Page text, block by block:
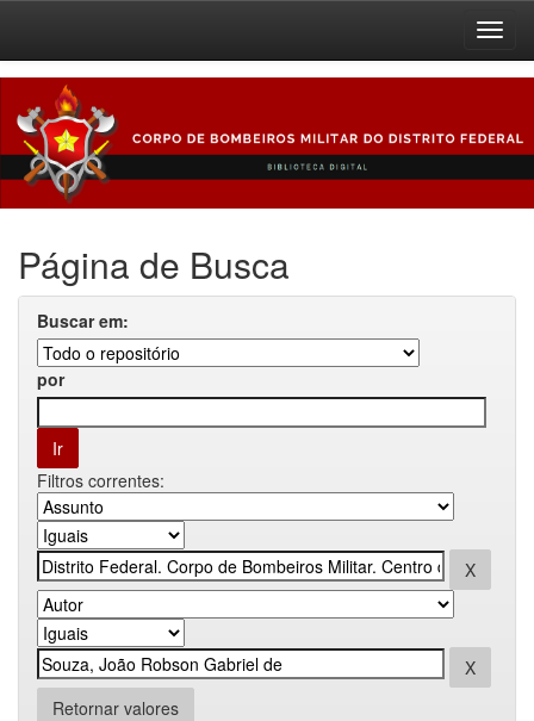
navigation
Página de Busca
Buscar em:
por
Filtros correntes:
Retornar valores